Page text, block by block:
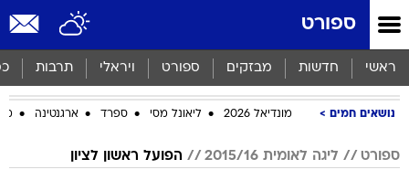
ספורט
ראשי חדשות מבזקים ספורט ויראלי תרבות
נושאים חמים מונדיאל 2026 ליאונל מסי ספרד ארגנטינה
ספורט ליגה לאומית 2015/16 הפועל ראשון לציון